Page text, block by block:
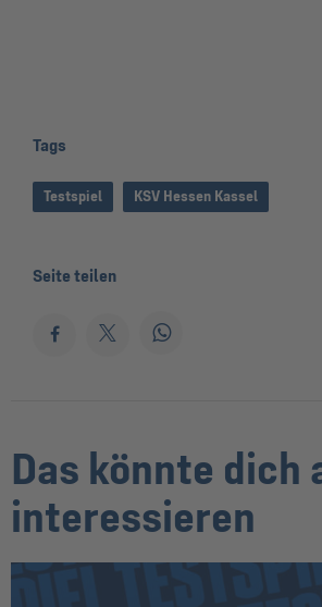
Tags
Testspiel KSV Hessen Kassel
Seite teilen
Das könnte dich
interessieren